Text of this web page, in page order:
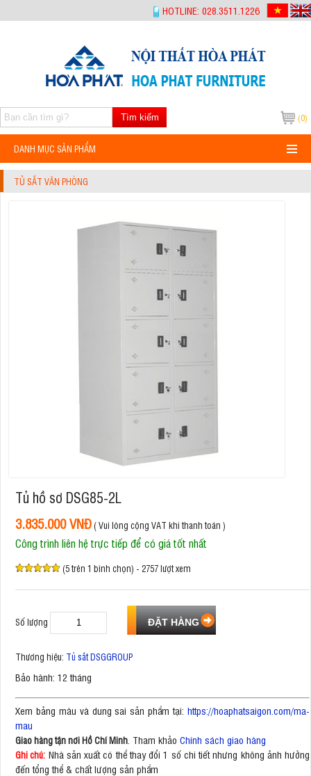
HOTLINE: 028.3511.1226
(0)
Tìm kiếm
DANH MỤC SẢN PHẨM
TỦ SẮT VĂN PHÒNG
Tủ hồ sơ DSG85-2L
3.835.000 VNĐ( Vui lòng cộng VAT khi thanh toán )
Công trình liên hệ trực tiếp để có giá tốt nhất
(5 trên 1 bình chọn) - 2757 lượt xem
Số lượng
Thương hiệu: Tủ sắt DSGGROUP
Bảo hành: 12 tháng
Xem bảng màu và dung sai sản phẩm tại: https://hoaphatsaigon.com/ma-
mau
Giao hàng tận nơi Hồ Chí Minh . Tham khảo Chính sách giao hàng
Ghi chú: Nhà sản xuất có thể thay đổi 1 số chi tiết nhưng không ảnh hưởng
đến tổng thể & chất lượng sản phẩm